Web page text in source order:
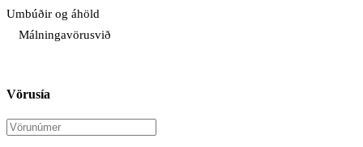
Umbúðir og áhöld
Málningavörusvið
Vörusía